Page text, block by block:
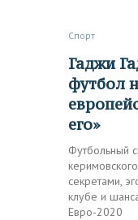
Спорт
Гаджи Гаджиев: «Наш
футбол
его»
Футбольный
секретами,
клубе и
Евро-2020